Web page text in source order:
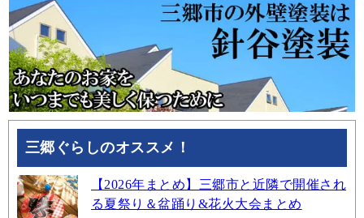
三郷ぐらしのオススメ！
【2026年まとめ】三郷市と近隣で開催され
る夏祭り＆盆踊り&花火大会まとめ